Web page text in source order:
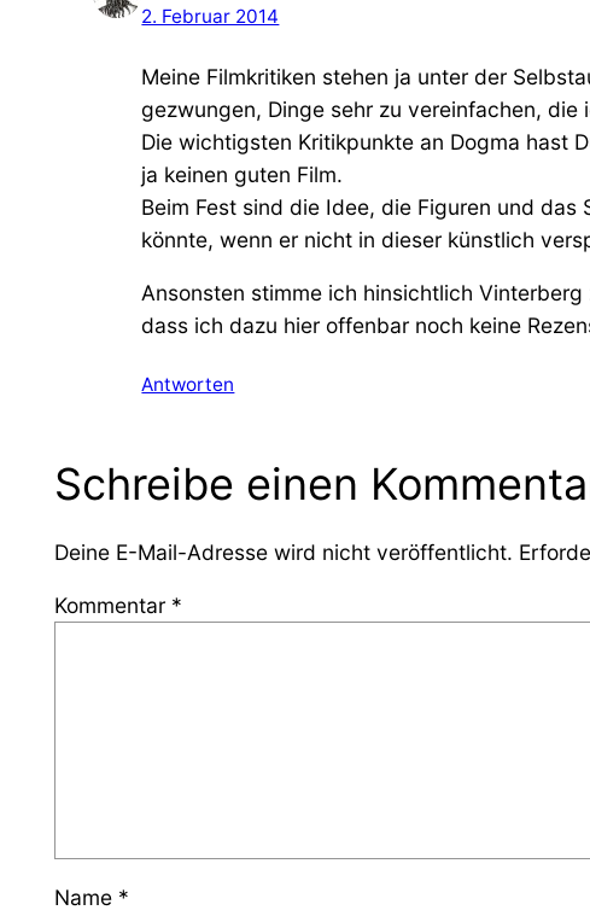
2. Februar 2014
Meine Filmkritiken stehen ja unter der
gezwungen, Dinge sehr zu vereinfachen, die
Die wichtigsten Kritikpunkte an Dogma hast
ja keinen guten Film.
Beim Fest sind die Idee, die Figuren und
könnte, wenn er nicht in dieser künstlich
Ansonsten stimme ich hinsichtlich
dass ich dazu hier offenbar noch keine
Antworten
Schreibe einen
Deine E-Mail-Adresse wird nicht veröffentlicht.
Kommentar *
Name *